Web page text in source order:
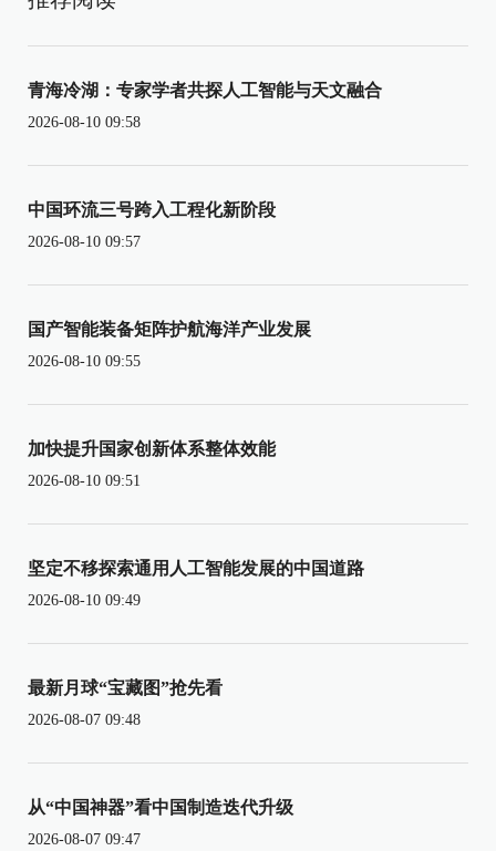
青海冷湖：专家学者共探人工智能与天文融合
2026-08-10 09:58
中国环流三号跨入工程化新阶段
2026-08-10 09:57
国产智能装备矩阵护航海洋产业发展
2026-08-10 09:55
加快提升国家创新体系整体效能
2026-08-10 09:51
坚定不移探索通用人工智能发展的中国道路
2026-08-10 09:49
最新月球“宝藏图”抢先看
2026-08-07 09:48
从“中国神器”看中国制造迭代升级
2026-08-07 09:47